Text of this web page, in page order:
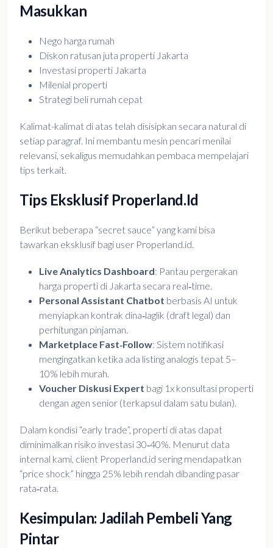
Masukkan
Nego harga rumah
Diskon ratusan juta properti Jakarta
Investasi properti Jakarta
Milenial properti
Strategi beli rumah cepat
Kalimat-kalimat di atas telah disisipkan secara natural di
setiap paragraf. Ini membantu mesin pencari menilai
relevansi, sekaligus memudahkan pembaca mempelajari
tips terkait.
Tips Eksklusif Properland.id
Berikut beberapa “secret sauce” yang kami bisa
tawarkan eksklusif bagi user Properland.id.
Live Analytics Dashboard: Pantau pergerakan
harga properti di Jakarta secara real‑time.
Personal Assistant Chatbot berbasis AI untuk
menyiapkan kontrak dina‑laglik (draft legal) dan
perhitungan pinjaman.
Marketplace Fast‑Follow: Sistem notifikasi
mengingatkan ketika ada listing analogis tepat 5–
10% lebih murah.
Voucher Diskusi Expert bagi 1x konsultasi properti
dengan agen senior (terkapsul dalam satu bulan).
Dalam kondisi “early trade”, properti di atas dapat
diminimalkan risiko investasi 30‑40%. Menurut data
internal kami, client Properland.id sering mendapatkan
“price shock” hingga 25% lebih rendah dibanding pasar
rata‑rata.
Kesimpulan: Jadilah Pembeli Yang
Pintar